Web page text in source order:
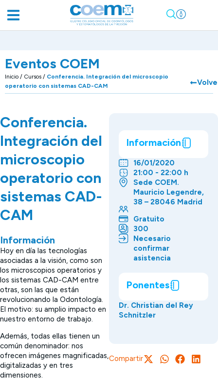
Eventos COEM
Inicio / Cursos / Conferencia. Integración del microscopio
operatorio con sistemas CAD-CAM
Conferencia.
Integración del
microscopio
operatorio con
sistemas CAD-
CAM
Información
Hoy en día las tecnologías
asociadas a la visión, como son
los microscopios operatorios y
los sistemas CAD-CAM entre
otras, son las que están
revolucionando la Odontología.
El motivo: su amplio impacto en
nuestro entorno de trabajo.
Además, todas ellas tienen un
común denominador: nos
ofrecen imágenes magnificadas,
digitalizadas y en tres
dimensiones.
Información
16/01/2020
21:00 - 22:00 h
Sede COEM.
Mauricio Legendre,
38 – 28046 Madrid
Gratuito
300
Necesario
confirmar
asistencia
Ponentes
Dr. Christian del Rey
Schnitzler
Compartir